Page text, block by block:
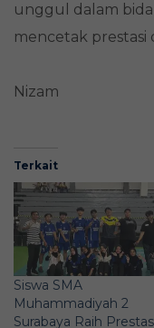
unggul dalam
mencetak prestasi
Nizam
Terkait
Siswa SMA
Muhammadiyah 2
Surabaya Raih